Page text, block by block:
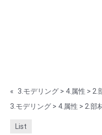
« 3.モデリング > 4.属性 > 2.
3.モデリング > 4.属性 > 2.部
List